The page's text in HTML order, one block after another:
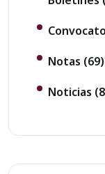
Notas (69)
Noticias